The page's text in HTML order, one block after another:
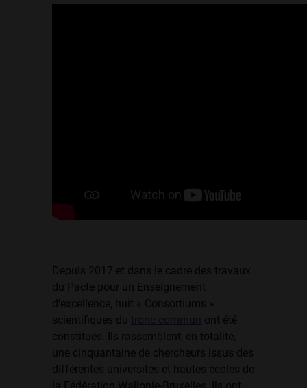
Depuis 2017 et dans le cadre des travaux
du Pacte pour un Enseignement
d'excellence, huit « Consortiums »
scientifiques du
ont été
constitués. Ils rassemblent, en totalité,
une cinquantaine de chercheurs issus des
différentes universités et hautes écoles de